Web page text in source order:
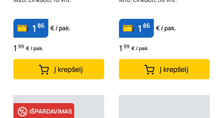
1 86 € / pak.
1 99 € / pak.
Į krepšelį
1 86 € / pak.
1 99 € / pak.
Į krepšelį
IŠPARDAVIMAS